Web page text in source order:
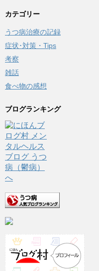
カテゴリー
うつ病治療の記録
症状･対策・Tips
考察
雑話
食べ物の感想
ブログランキング